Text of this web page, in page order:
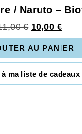
/ Naruto –
€ 10,00 €
AU PANIER
ma liste de cadeaux